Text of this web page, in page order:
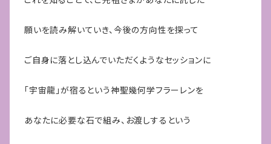
願いを読み解いていき、今後の方向性を探って
ご自身に落とし込んでいただくようなセッションに
「宇宙龍」が宿るという神聖幾何学フラーレンを
あなたに必要な石で組み、お渡しするという